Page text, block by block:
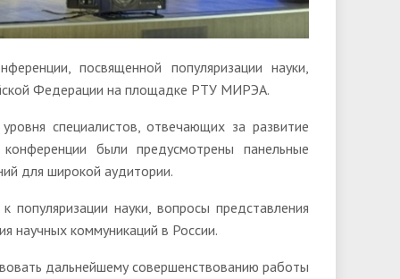
посвященной популяризации науки,
Федерации на площадке РТУ МИРЭА.
специалистов, отвечающих за развитие
были предусмотрены панельные
для широкой аудитории.
науки, вопросы представления
научных коммуникаций в России.
дальнейшему совершенствованию работы